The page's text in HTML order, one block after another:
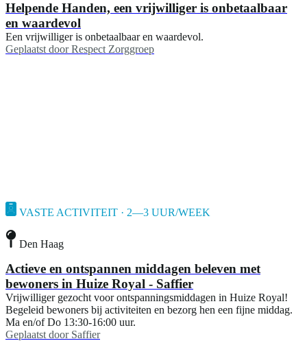
Helpende Handen, een vrijwilliger is onbetaalbaar
en waardevol
Een vrijwilliger is onbetaalbaar en waardevol.
Geplaatst door Respect Zorggroep
VASTE ACTIVITEIT · 2—3 UUR/WEEK
Den Haag
Actieve en ontspannen middagen beleven met
bewoners in Huize Royal - Saffier
Vrijwilliger gezocht voor ontspanningsmiddagen in Huize Royal!
Begeleid bewoners bij activiteiten en bezorg hen een fijne middag.
Ma en/of Do 13:30-16:00 uur.
Geplaatst door Saffier